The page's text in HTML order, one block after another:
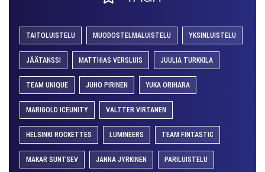
TAITOLUISTELU MUODOSTELMALUISTELU YKSINLUISTELU
JÄÄTANSSI MATTHIAS VERSLUIS JUULIA TURKKILA
TEAM UNIQUE JUHO PIRINEN YUKA ORIHARA
MARIGOLD ICEUNITY VALTTER VIRTANEN
HELSINKI ROCKETTES LUMINEERS TEAM FINTASTIC
MAKAR SUNTSEV JANNA JYRKINEN PARILUISTELU